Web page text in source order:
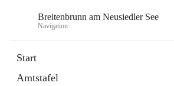
Breitenbrunn am Neusiedler See
Navigation
Start
Amtstafel